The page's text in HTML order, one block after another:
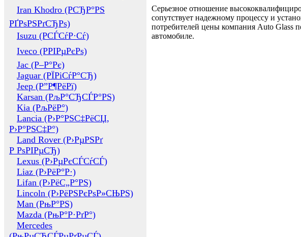
Iran Khodro (РСЂР°РЅ
РҐРѕРЅРґСЂРѕ)
Isuzu (РСЃСѓР·Сѓ)
Iveco (РРІРµРєРѕ)
Jac (Р–Р°Рє)
Jaguar (РЇРіСѓР°СЂ)
Jeep (Р”Р¶РёРї)
Karsan (РљР°СЂСЃР°РЅ)
Kia (РљРёР°)
Lancia (Р›Р°РЅС‡РёСЏ,
Р›Р°РЅС‡Р°)
Land Rover (Р›РµРЅРґ
Р РѕРІРµСЂ)
Lexus (Р›РµРєСЃСѓСЃ)
Liaz (Р›РёР°Р·)
Lifan (Р›РёС„Р°РЅ)
Lincoln (Р›РёРЅРєРѕР»СЊРЅ)
Man (РњР°РЅ)
Mazda (РњР°Р·РґР°)
Mercedes
Серьезное отношение
сопутствует надежному процессу и
потребителей цены компания Auto Glass
автомобиле.